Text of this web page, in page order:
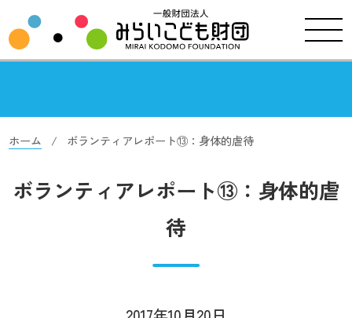
ホーム ボランティアレポート⑬：身体的虐待
ボランティアレポート⑬：身体的虐
待